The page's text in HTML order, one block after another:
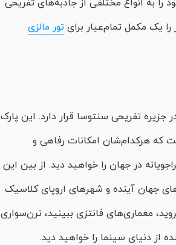
در کمتر از 10 دقیقه می‌توانید خود را به انواع مختلفی از جاذبه‌های تفریحی
یک مکمل تمام‌عیار برای تور مالزی
تفریحی سنتوسا قرار دارد. این پارک
که هرکدام‌شان امکانات رفاهی و
در جهان را خواهید دید. از بین این
جهان آینده و شهرهای اروپای کلاسیک
معماری‌های فانتزی ببینید، ترن‌سواری
دنیای سینما را خواهید دید.